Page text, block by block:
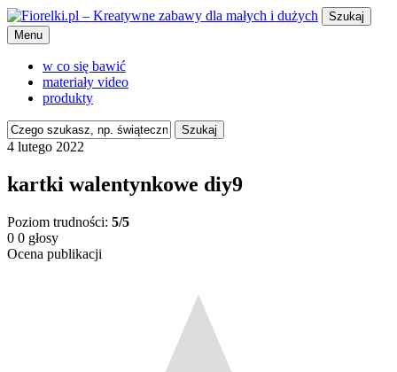
Szukaj
Menu
w co się bawić
materiały video
produkty
Szukaj
4 lutego 2022
kartki walentynkowe diy9
Poziom trudności: 5/5
0 0 głosy
Ocena publikacji